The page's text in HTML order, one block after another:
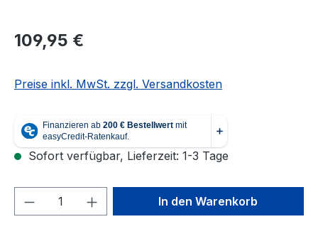
Regulärer Preis:
109,95 €
Preise inkl. MwSt. zzgl. Versandkosten
Sofort verfügbar, Lieferzeit: 1-3 Tage
Produkt Anzahl: Gib denIn den Warenkorb